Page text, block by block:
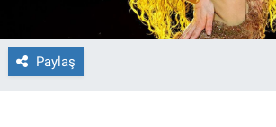
Paylaş
Forum